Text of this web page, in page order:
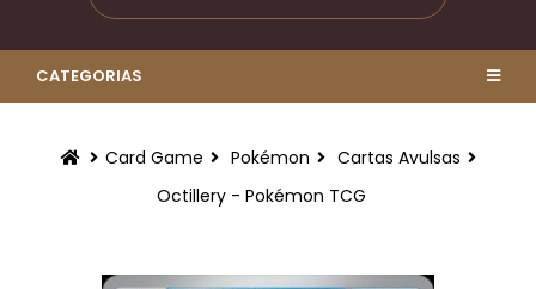
CATEGORIAS
Card Game Pokémon
Cartas Avulsas
Octillery - Pokémon TCG